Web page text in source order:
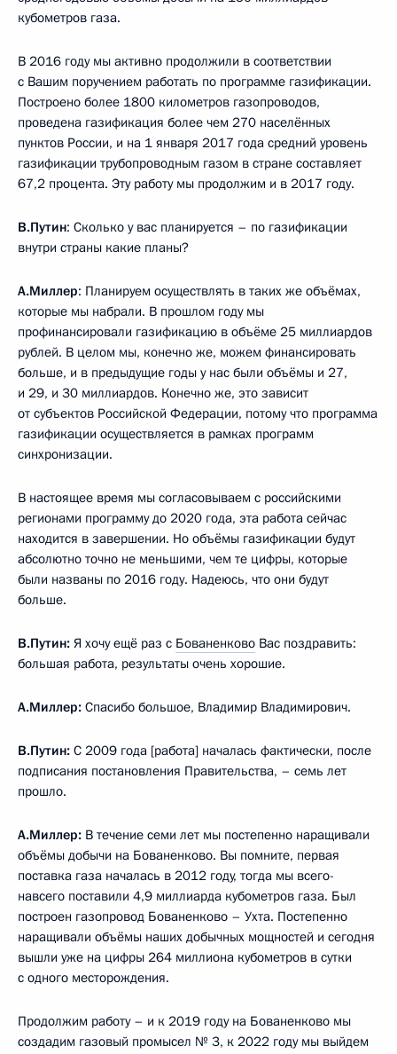
кубометров газа.
В 2016 году мы активно продолжили в соответствии
с Вашим поручением работать по программе газификации.
Построено более 1800 километров газопроводов,
проведена газификация более чем 270 населённых
пунктов России, и на 1 января 2017 года средний уровень
газификации трубопроводным газом в стране составляет
67,2 процента. Эту работу мы продолжим и в 2017 году.
В.Путин: Сколько у вас планируется – по газификации
внутри страны какие планы?
А.Миллер: Планируем осуществлять в таких же объёмах,
которые мы набрали. В прошлом году мы
профинансировали газификацию в объёме 25 миллиардов
рублей. В целом мы, конечно же, можем финансировать
больше, и в предыдущие годы у нас были объёмы и 27,
и 29, и 30 миллиардов. Конечно же, это зависит
от субъектов Российской Федерации, потому что программа
газификации осуществляется в рамках программ
синхронизации.
В настоящее время мы согласовываем с российскими
регионами программу до 2020 года, эта работа сейчас
находится в завершении. Но объёмы газификации будут
абсолютно точно не меньшими, чем те цифры, которые
были названы по 2016 году. Надеюсь, что они будут
больше.
В.Путин: Я хочу ещё раз с Бованенково Вас поздравить:
большая работа, результаты очень хорошие.
А.Миллер: Спасибо большое, Владимир Владимирович.
В.Путин: С 2009 года [работа] началась фактически, после
подписания постановления Правительства, – семь лет
прошло.
А.Миллер: В течение семи лет мы постепенно наращивали
объёмы добычи на Бованенково. Вы помните, первая
поставка газа началась в 2012 году, тогда мы всего-
навсего поставили 4,9 миллиарда кубометров газа. Был
построен газопровод Бованенково – Ухта. Постепенно
наращивали объёмы наших добычных мощностей и сегодня
вышли уже на цифры 264 миллиона кубометров в сутки
с одного месторождения.
Продолжим работу – и к 2019 году на Бованенково мы
создадим газовый промысел № 3, к 2022 году мы выйдем